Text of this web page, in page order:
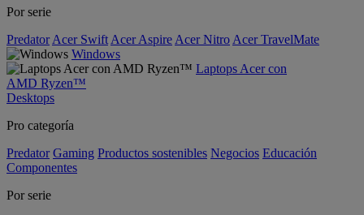
Por serie
Predator Acer Swift Acer Aspire Acer Nitro Acer TravelMate
Windows
Laptops Acer con
AMD Ryzen™
Desktops
Pro categoría
Predator Gaming Productos sostenibles Negocios Educación
Componentes
Por serie